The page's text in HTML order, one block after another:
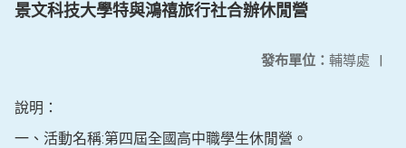
景文科技大學特與鴻禧旅行社合辦休閒營
發布單位： 輔導處 |
說明：
一、活動名稱:第四屆全國高中職學生休閒營。